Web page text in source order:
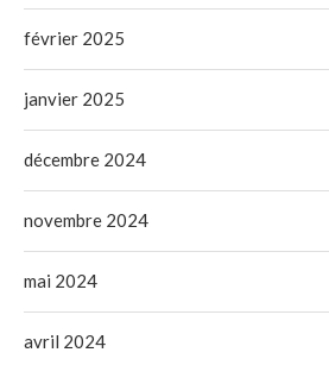
février 2025
janvier 2025
décembre 2024
novembre 2024
mai 2024
avril 2024